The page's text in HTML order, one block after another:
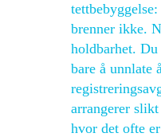
brenner ikke.
holdbarhet.
bare å unnlate
arrangerer
hvor det ofte